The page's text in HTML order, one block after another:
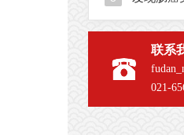
联系
021-